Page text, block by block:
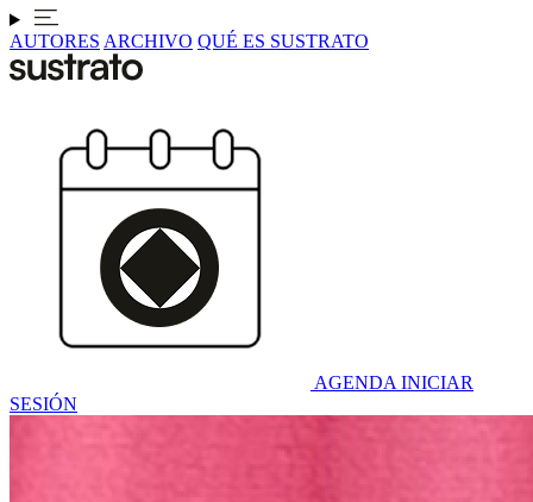
AUTORES ARCHIVO QUÉ ES SUSTRATO
AGENDA INICIAR
SESIÓN